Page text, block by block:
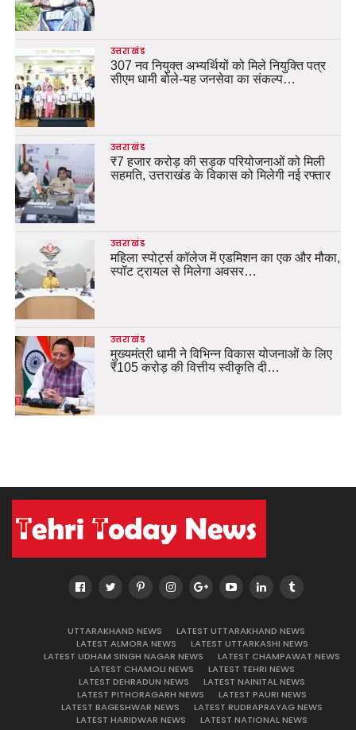
उत्तराखंड
307 नव नियुक्त अभ्यर्थियों को मिले नियुक्ति पत्र
सीएम धामी बोले-यह जनसेवा का संकल्प…
उत्तराखंड
₹7 हजार करोड़ की सड़क परियोजनाओं को मिली
सहमति, उत्तराखंड के विकास को मिलेगी नई रफ्तार
उत्तराखंड
महिला स्पोर्ट्स कॉलेज में एडमिशन का एक और मौका,
स्पॉट ट्रायल से मिलेगा अवसर…
उत्तराखंड
मुख्यमंत्री धामी ने विभिन्न विकास योजनाओं के लिए
₹105 करोड़ की वित्तीय स्वीकृति दी…
UTTARAKHAND NEWS
LATEST UTTARAKHAND NEWS
LATEST ALMORA NEWS
LATEST UTTARKASHI NEWS
LATEST UDHAM SINGH NAGAR NEWS
LATEST CHAMPAWAT NEWS
LATEST CHAMOLI NEWS
LATEST TEHRI NEWS
LATEST DEHRADUN NEWS
LATEST NAINITAL NEWS
LATEST PITHORAGARH NEWS
LATEST PAURI NEWS
LATEST BAGESHWAR NEWS
LATEST RUDRAPRAYAG NEWS
LATEST HARIDWAR NEWS
LATEST NATIONAL NEWS